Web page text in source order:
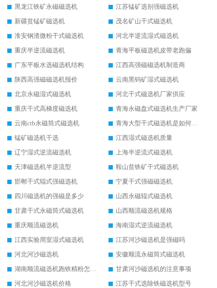
黑龙江铁矿永磁磁选机
江苏锰矿选别强磁选机
新疆贫锰矿磁选机
茂名矿山干式磁选机
淮安钢渣微粉干式磁选机
河北半逆流湿式磁选机
重庆半逆流磁选机
青海平板磁选机皮带老跑偏
广东平板水选磁选机结构
江西高强磁磁选机制造商
陕西高强磁磁选机报价
云南黑钨矿湿式磁选机
北京永磁湿式磁选机
河北干式磁选机厂家供应
重庆干式高梯度磁选机
青海永磁盘式磁选机生产厂家
云南ctb永磁筒式磁选机
青海大型干式磁选机是如何选矿的
锰矿磁选机干选
江西湿式磁选机质量
辽宁湿式逆流磁选机
上海半逆流式磁选机
天津磁选机半逆流型
鞍山贫铁矿干式磁选机
邯郸干式辊式强磁选机
宁夏干式强磁磁选机
四川磁选机的强磁是多少
山西永磁辊式磁选机
甘肃干式永磁筒式磁选机
山西顺流磁选机规格
重庆顺流磁选机
海南湿式逆流磁选机
江西实验用室湿式磁选机
江苏河沙磁选机是强磁吗
河北河沙磁选机
安徽顺流永磁筒式磁选机
湖南顺流磁选机跑铁精粉怎么处理
甘肃河沙磁选机的注意事项
河北河沙磁选机价格
江苏干式选除铁磁选机型号